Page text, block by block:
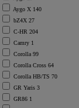
Aygo X 140
bZ4X 27
C-HR 204
Camry 1
Corolla 99
Corolla Cross 64
Corolla HB/TS 70
GR Yaris 3
GR86 1